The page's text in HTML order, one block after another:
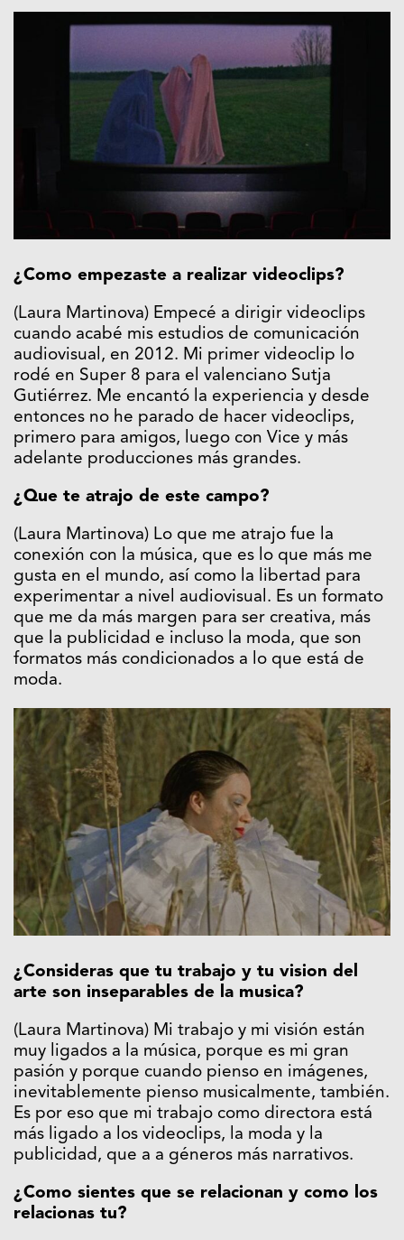
¿Como empezaste a realizar videoclips?
(Laura Martinova) Empecé a dirigir videoclips
cuando acabé mis estudios de comunicación
audiovisual, en 2012. Mi primer videoclip lo
rodé en Super 8 para el valenciano Sutja
Gutiérrez. Me encantó la experiencia y desde
entonces no he parado de hacer videoclips,
primero para amigos, luego con Vice y más
adelante producciones más grandes.
¿Que te atrajo de este campo?
(Laura Martinova) Lo que me atrajo fue la
conexión con la música, que es lo que más me
gusta en el mundo, así como la libertad para
experimentar a nivel audiovisual. Es un formato
que me da más margen para ser creativa, más
que la publicidad e incluso la moda, que son
formatos más condicionados a lo que está de
moda.
¿Consideras que tu trabajo y tu vision del
arte son inseparables de la musica?
(Laura Martinova) Mi trabajo y mi visión están
muy ligados a la música, porque es mi gran
pasión y porque cuando pienso en imágenes,
inevitablemente pienso musicalmente, también.
Es por eso que mi trabajo como directora está
más ligado a los videoclips, la moda y la
publicidad, que a a géneros más narrativos.
¿Como sientes que se relacionan y como los
relacionas tu?